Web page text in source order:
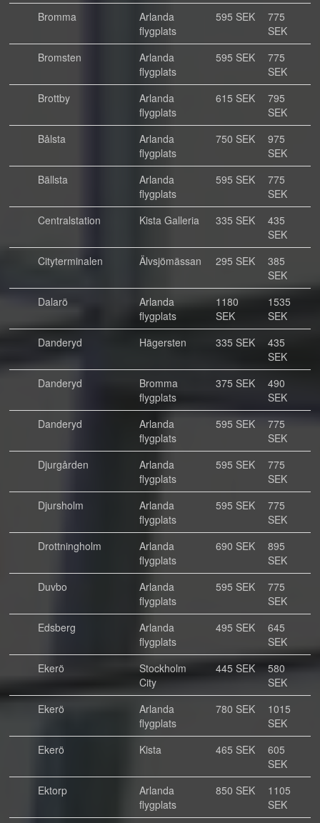
Bromma
Arlanda
flygplats
595 SEK
775
SEK
Bromsten
Arlanda
flygplats
595 SEK
775
SEK
Brottby
Arlanda
flygplats
615 SEK
795
SEK
Bålsta
Arlanda
flygplats
750 SEK
975
SEK
Bällsta
Arlanda
flygplats
595 SEK
775
SEK
Centralstation
Kista Galleria 335 SEK
435
SEK
Cityterminalen
Älvsjömässan 295 SEK
385
SEK
Dalarö
Arlanda
flygplats
1180
SEK
1535
SEK
Danderyd
Hägersten 335 SEK
435
SEK
Danderyd
Bromma
flygplats
375 SEK
490
SEK
Danderyd
Arlanda
flygplats
595 SEK
775
SEK
Djurgården
Arlanda
flygplats
595 SEK
775
SEK
Djursholm
Arlanda
flygplats
595 SEK
775
SEK
Drottningholm
Arlanda
flygplats
690 SEK
895
SEK
Duvbo
Arlanda
flygplats
595 SEK
775
SEK
Edsberg
Arlanda
flygplats
495 SEK
645
SEK
Ekerö
Stockholm
City
445 SEK
580
SEK
Ekerö
Arlanda
flygplats
780 SEK
1015
SEK
Ekerö
Kista 465 SEK
605
SEK
Ektorp
Arlanda
flygplats
850 SEK
1105
SEK